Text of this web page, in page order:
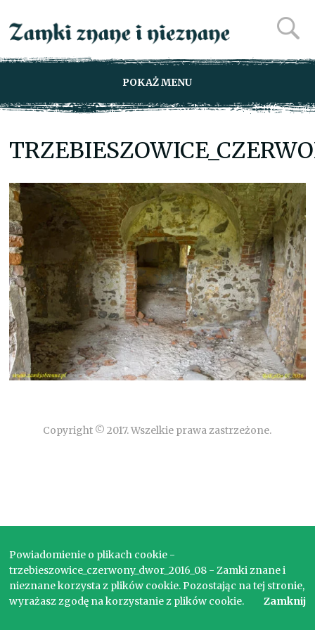
POKAŻ MENU
Copyright © 2017. Wszelkie prawa zastrzeżone.
Powiadomienie o plikach cookie -
trzebieszowice_czerwony_dwor_2016_08 - Zamki znane i
nieznane korzysta z plików cookie. Pozostając na tej stronie,
wyrażasz zgodę na korzystanie z plików cookie.
Zamknij